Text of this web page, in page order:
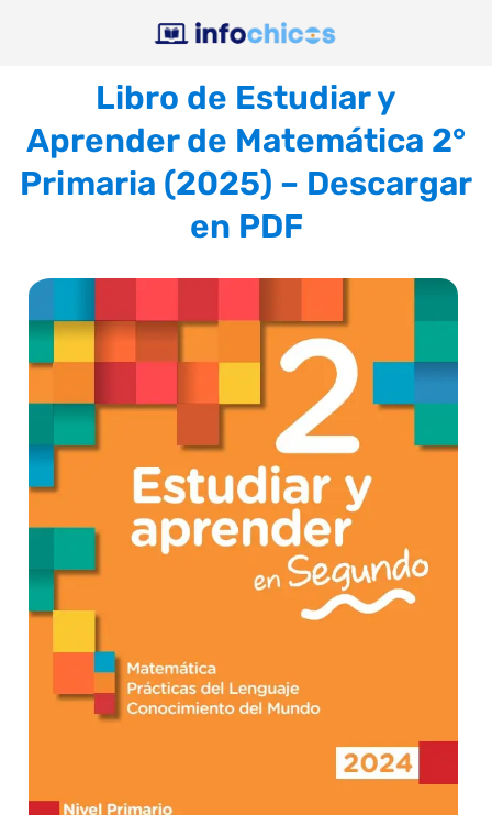
Libro de Estudiar y
Aprender de Matemática 2°
Primaria (2025) – Descargar
en PDF